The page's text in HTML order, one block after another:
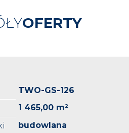
OFERTY
TWO-GS-126
1 465,00 m²
budowlana